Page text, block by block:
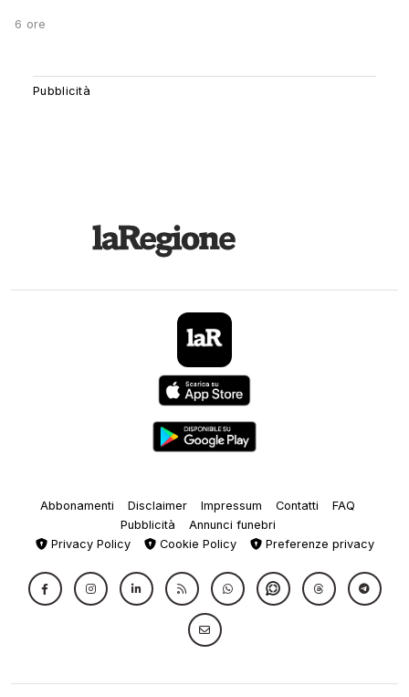
6 ore
Abbonamenti Disclaimer Impressum Contatti
FAQ
Pubblicità
Annunci funebri
Privacy Policy
Cookie Policy Preferenze privacy